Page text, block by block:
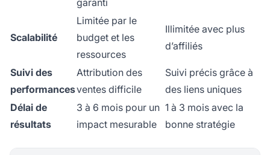
garanti
Scalabilité
Limitée par le
budget et les
ressources
Illimitée avec plus
d’affiliés
Suivi des
performances
Attribution des
ventes difficile
Suivi précis grâce à
des liens uniques
Délai de
résultats
3 à 6 mois pour un
impact mesurable
1 à 3 mois avec la
bonne stratégie